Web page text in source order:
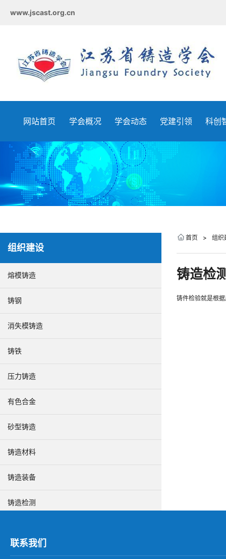
www.jscast.org.cn
网站首页 学会概况 学会动态 党建引领 科创
组织建设
熔模铸造
铸钢
消失模铸造
铸铁
压力铸造
有色合金
砂型铸造
铸造材料
铸造装备
铸造检测
首页 > 组织
铸造检
铸件检验就是根
联系我们